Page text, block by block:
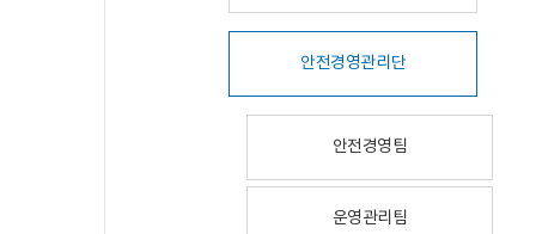
안전경영관리단
안전경영팀
운영관리팀